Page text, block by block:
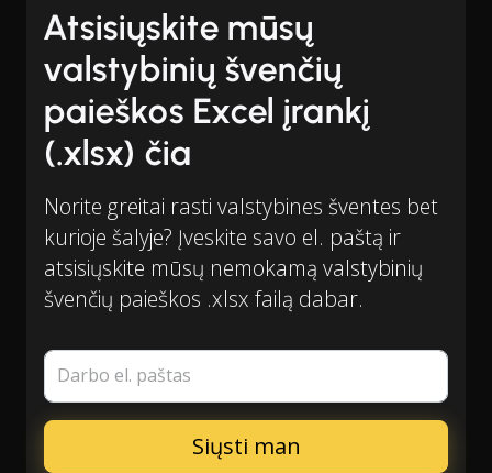
Atsisiųskite mūsų
valstybinių švenčių
paieškos Excel įrankį
(.xlsx) čia
Norite greitai rasti valstybines šventes bet
kurioje šalyje? Įveskite savo el. paštą ir
atsisiųskite mūsų nemokamą valstybinių
švenčių paieškos .xlsx failą dabar.
Darbo el. paštas